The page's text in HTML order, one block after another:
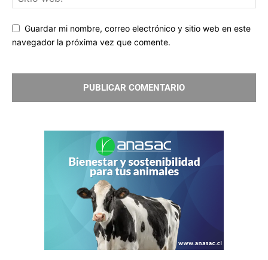
Guardar mi nombre, correo electrónico y sitio web en este
navegador la próxima vez que comente.